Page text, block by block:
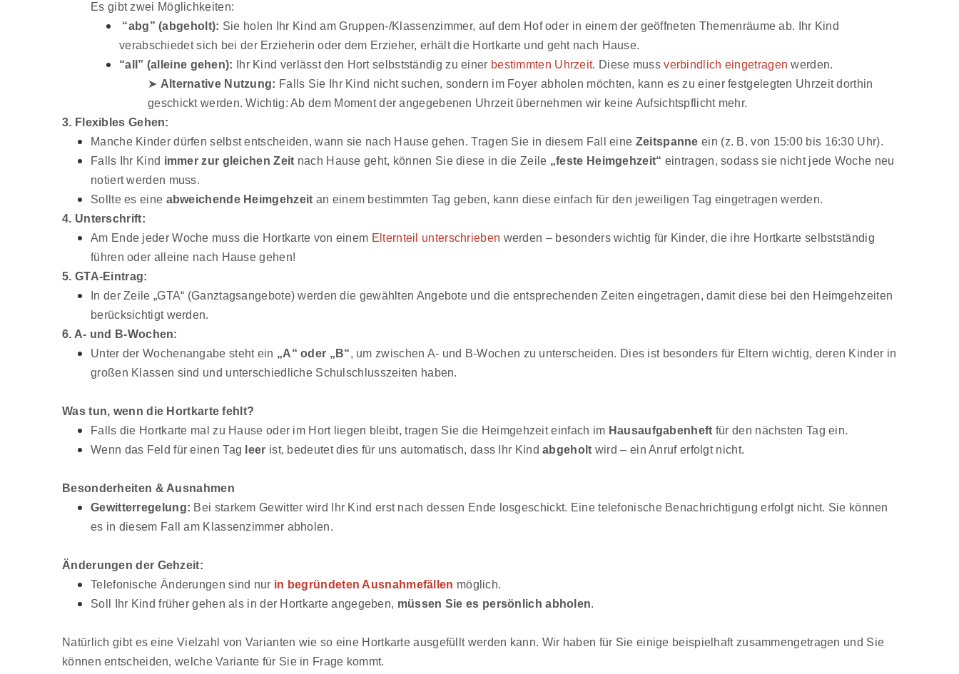
Es gibt zwei Möglichkeiten:
“abg” (abgeholt): Sie holen Ihr Kind am Gruppen-/Klassenzimmer, auf dem Hof oder in einem der geöffneten Themenräume ab. Ihr Kind
verabschiedet sich bei der Erzieherin oder dem Erzieher, erhält die Hortkarte und geht nach Hause.
“all” (alleine gehen): Ihr Kind verlässt den Hort selbstständig zu einer bestimmten Uhrzeit. Diese mussverbindlich eingetragenwerden.
➤ Alternative Nutzung: Falls Sie Ihr Kind nicht suchen, sondern im Foyer abholen möchten, kann es zu einer festgelegten Uhrzeit dorthin
geschickt werden. Wichtig: Ab dem Moment der angegebenen Uhrzeit übernehmen wir keine Aufsichtspflicht mehr.
3. Flexibles Gehen:
Manche Kinder dürfen selbst entscheiden, wann sie nach Hause gehen. Tragen Sie in diesem Fall eine Zeitspanne ein (z. B. von 15:00 bis 16:30 Uhr).
Falls Ihr Kind immer zur gleichen Zeit nach Hause geht, können Sie diese in die Zeile „feste Heimgehzeit“ eintragen, sodass sie nicht jede Woche neu
notiert werden muss.
Sollte es eine abweichende Heimgehzeit an einem bestimmten Tag geben, kann diese einfach für den jeweiligen Tag eingetragen werden.
4. Unterschrift:
Am Ende jeder Woche muss die Hortkarte von einem Elternteil unterschrieben werden – besonders wichtig für Kinder, die ihre Hortkarte selbstständig
führen oder alleine nach Hause gehen!
5. GTA-Eintrag:
In der Zeile „GTA“ (Ganztagsangebote) werden die gewählten Angebote und die entsprechenden Zeiten eingetragen, damit diese bei den Heimgehzeiten
berücksichtigt werden.
6. A- und B-Wochen:
Unter der Wochenangabe steht ein „A“ oder „B“, um zwischen A- und B-Wochen zu unterscheiden. Dies ist besonders für Eltern wichtig, deren Kinder in
großen Klassen sind und unterschiedliche Schulschlusszeiten haben.
Was tun, wenn die Hortkarte fehlt?
Falls die Hortkarte mal zu Hause oder im Hort liegen bleibt, tragen Sie die Heimgehzeit einfach im Hausaufgabenheft für den nächsten Tag ein.
Wenn das Feld für einen Tag leer ist, bedeutet dies für uns automatisch, dass Ihr Kindabgeholt wird – ein Anruf erfolgt nicht.
Besonderheiten & Ausnahmen
Gewitterregelung: Bei starkem Gewitter wird Ihr Kind erst nach dessen Ende losgeschickt. Eine telefonische Benachrichtigung erfolgt nicht. Sie können
es in diesem Fall am Klassenzimmer abholen.
Änderungen der Gehzeit:
Telefonische Änderungen sind nur in begründeten Ausnahmefällen möglich.
Soll Ihr Kind früher gehen als in der Hortkarte angegeben, müssen Sie es persönlich abholen.
Natürlich gibt es eine Vielzahl von Varianten wie so eine Hortkarte ausgefüllt werden kann. Wir haben für Sie einige beispielhaft zusammengetragen und Sie
können entscheiden, welche Variante für Sie in Frage kommt.